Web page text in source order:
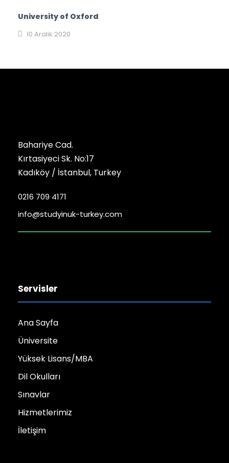
University of Oxford
10 Aralık 2020
Bahariye Cad.
Kırtasiyeci Sk. No:17
Kadıköy / İstanbul, Turkey
0216 709 4171
info@studyinuk-turkey.com
Servisler
Ana Sayfa
Üniversite
Yüksek Lisans/MBA
Dil Okulları
Sınavlar
Hizmetlerimiz
İletişim